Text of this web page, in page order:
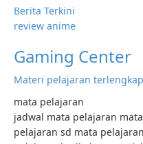
Berita Terkini
review anime
Gaming Center
Materi pelajaran terlengkap
mata pelajaran
jadwal mata pelajaran
pelajaran sd mata